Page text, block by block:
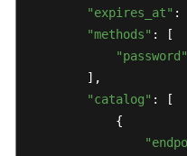
"expires_at" :
"methods" : [
"password"
        ],
"catalog" : [
            {